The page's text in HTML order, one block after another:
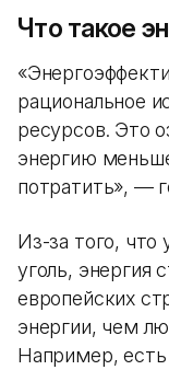
Что такое
рациональное
ресурсов. Это
энергию
потратить», —
Из-за того, что
уголь, энергия
европейских
энергии, чем
Например,